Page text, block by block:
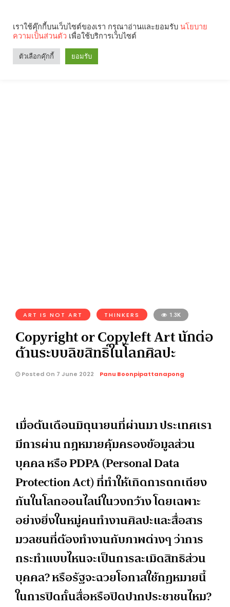
ART IS NOT ART THINKERS 1.3K
Copyright or Copyleft Art นักต่อ
ต้านระบบลิขสิทธิ์ในโลกศิลปะ
Posted On 7 June 2022 Panu Boonpipattanapong
เมื่อต้นเดือนมิถุนายนที่ผ่านมา ประเทศเรา
มีการผ่าน กฎหมายคุ้มครองข้อมูลส่วน
บุคคล หรือ PDPA (Personal Data
Protection Act) ที่ทำให้เกิดการถกเถียง
กันในโลกออนไลน์ในวงกว้าง โดยเฉพาะ
อย่างยิ่งในหมู่คนทำงานศิลปะและสื่อสาร
มวลชนที่ต้องทำงานกับภาพต่างๆ ว่าการ
กระทำแบบไหนจะเป็นการละเมิดสิทธิส่วน
บุคคล? หรือรัฐจะฉวยโอกาสใช้กฏหมายนี้
ในการปิดกั้นสื่อหรือปิดปากประชาชนไหม?
เราใช้คุ๊กกี้บนเว็บไซต์ของเรา กรุณาอ่านและยอมรับ นโยบาย
ความเป็นส่วนตัว เพื่อใช้บริการเว็บไซต์
ตัวเลือกคุ๊กกี้ ยอมรับ